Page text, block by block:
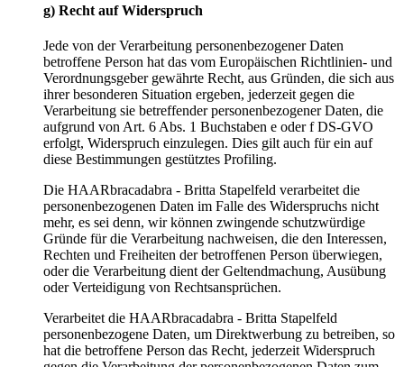
g) Recht auf Widerspruch
Jede von der Verarbeitung personenbezogener Daten
betroffene Person hat das vom Europäischen Richtlinien- und
Verordnungsgeber gewährte Recht, aus Gründen, die sich aus
ihrer besonderen Situation ergeben, jederzeit gegen die
Verarbeitung sie betreffender personenbezogener Daten, die
aufgrund von Art. 6 Abs. 1 Buchstaben e oder f DS-GVO
erfolgt, Widerspruch einzulegen. Dies gilt auch für ein auf
diese Bestimmungen gestütztes Profiling.
Die HAARbracadabra - Britta Stapelfeld verarbeitet die
personenbezogenen Daten im Falle des Widerspruchs nicht
mehr, es sei denn, wir können zwingende schutzwürdige
Gründe für die Verarbeitung nachweisen, die den Interessen,
Rechten und Freiheiten der betroffenen Person überwiegen,
oder die Verarbeitung dient der Geltendmachung, Ausübung
oder Verteidigung von Rechtsansprüchen.
Verarbeitet die HAARbracadabra - Britta Stapelfeld
personenbezogene Daten, um Direktwerbung zu betreiben, so
hat die betroffene Person das Recht, jederzeit Widerspruch